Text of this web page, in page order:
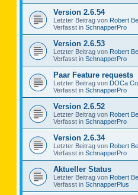
Version 2.6.54
Letzter Beitrag von Robert
Verfasst in SchnapperPro
Version 2.6.53
Letzter Beitrag von Robert
Verfasst in SchnapperPro
Paar Feature requests
Letzter Beitrag von DOCa
Verfasst in SchnapperPro
Version 2.6.52
Letzter Beitrag von Robert
Verfasst in SchnapperPro
Version 2.6.34
Letzter Beitrag von Robert
Verfasst in SchnapperPro
Aktueller Status
Letzter Beitrag von Robert
Verfasst in SchnapperPlus